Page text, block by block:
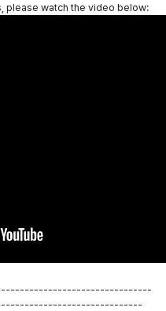
please watch the video below: